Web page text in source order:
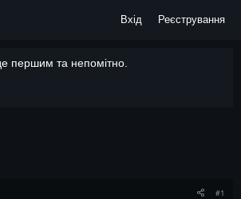
Вхід Реєстрування
першим та непомітно.
#1